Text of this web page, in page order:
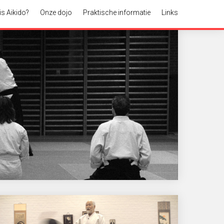
Aikido? Onze dojo Praktische informatie Links